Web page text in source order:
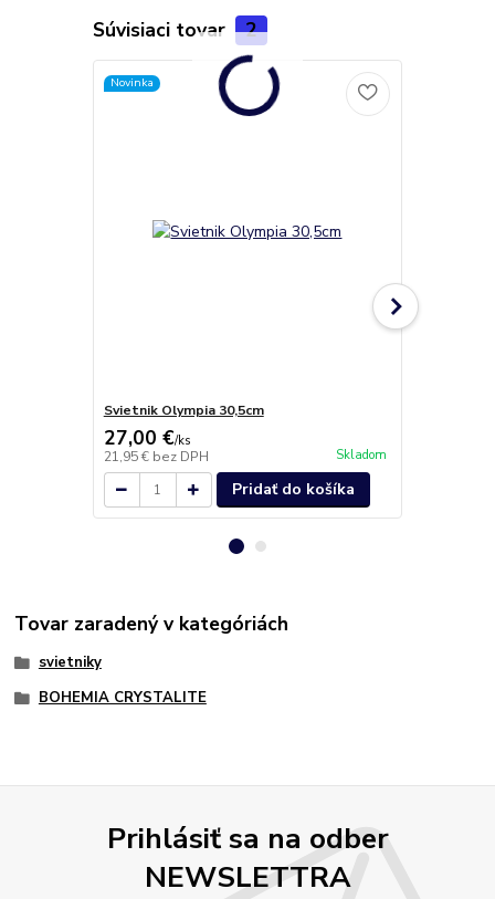
Súvisiaci tovar 2
Novinka
Svietnik Olympia 30,5cm
27,00 €/ks
21,95 € bez DPH Skladom
Pridať do košíka
Tovar zaradený v kategóriách
svietniky
BOHEMIA CRYSTALITE
Prihlásiť sa na odber
NEWSLETTRA